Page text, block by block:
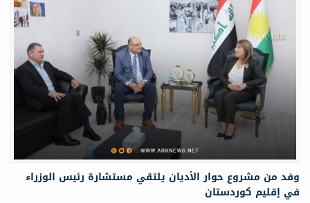
وفد من مشروع حوار الأديان يلتقي مستشارة رئيس الوزراء
في إقليم كوردستان